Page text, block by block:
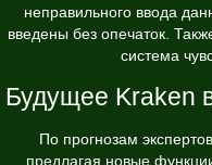
неправильного ввода
введены без опечаток.
система
Будущее Kraken
По прогнозам
предлагая новые